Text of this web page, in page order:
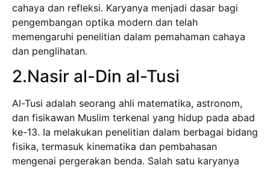
cahaya dan refleksi. Karyanya menjadi dasar bagi
pengembangan optika modern dan telah
memengaruhi penelitian dalam pemahaman cahaya
dan penglihatan.
2.Nasir al-Din al-Tusi
Al-Tusi adalah seorang ahli matematika, astronom,
dan fisikawan Muslim terkenal yang hidup pada abad
ke-13. Ia melakukan penelitian dalam berbagai bidang
fisika, termasuk kinematika dan pembahasan
mengenai pergerakan benda. Salah satu karyanya